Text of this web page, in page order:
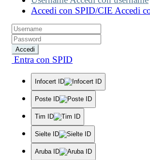
Accedi con SPID/CIE Accedi
Accedi
Entra con SPID
Infocert ID
Poste ID
Tim ID
Sielte ID
Aruba ID